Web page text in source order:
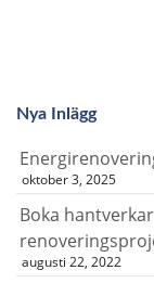
Nya Inlägg
oktober 3, 2025
Boka
augusti 22, 2022